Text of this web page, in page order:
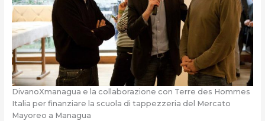
DivanoXmanagua e la collaborazione con Terre des Hommes
Italia per finanziare la scuola di tappezzeria del Mercato
Mayoreo a Managua